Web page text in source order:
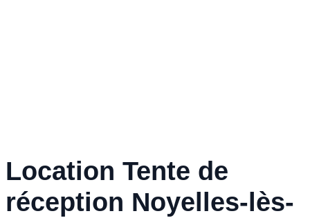
Location Tente de
réception Noyelles-lès-